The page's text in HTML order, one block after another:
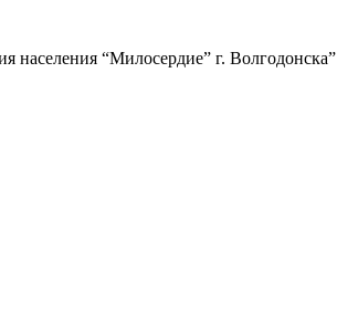
населения “Милосердие” г. Волгодонска”